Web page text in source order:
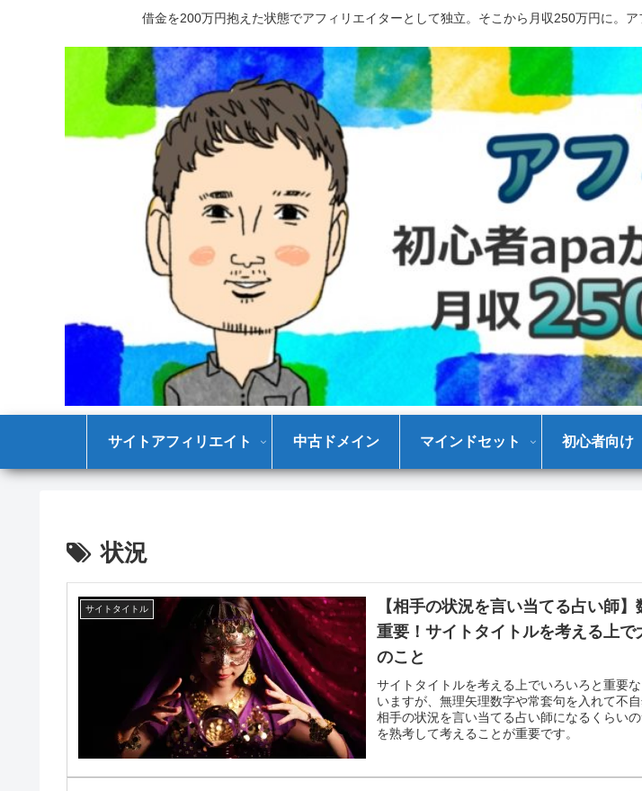
借金を200万円抱えた状態でアフィリエイターとして独立。そこから月収250万円に。
サイトアフィリエイト 中古ドメイン マインドセット 初心者向け
状況
サイトタイトル
【相手の状況を言い当てる占い師
重要！サイトタイトルを考える上で
のこと
サイトタイトルを考える上でいろいろと重要
いますが、無理矢理数字や常套句を入れて不自
相手の状況を言い当てる占い師になるくらい
を熟考して考えることが重要です。